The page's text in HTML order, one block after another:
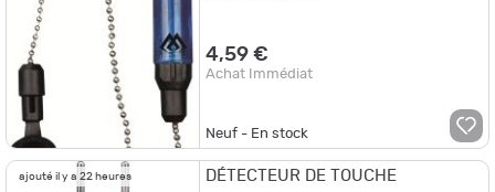
4,59 €
Achat Immédiat
Neuf - En stock
ajouté il y a 22 heures DÉTECTEUR DE TOUCHE